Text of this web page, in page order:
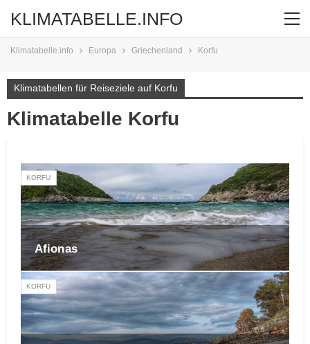
KLIMATABELLE.INFO
Klimatabelle.info Europa Griechenland Korfu
Klimatabellen für Reiseziele auf Korfu
Klimatabelle Korfu
KORFU
Afionas
KORFU